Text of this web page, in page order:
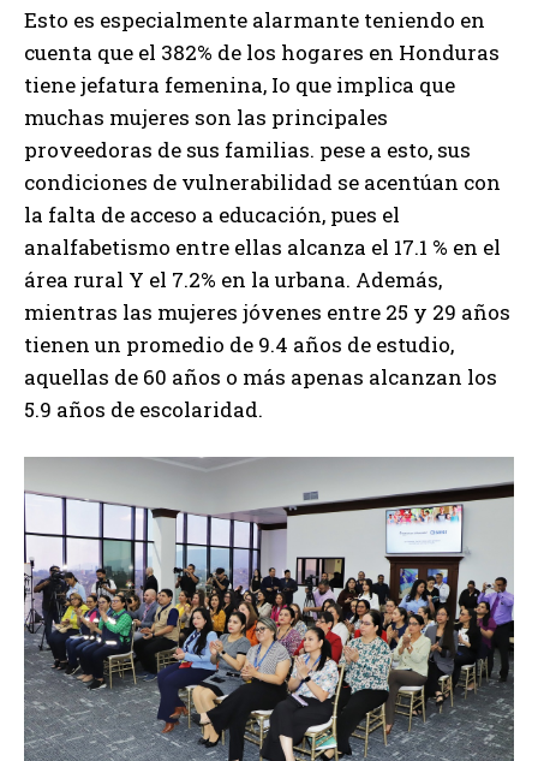
Esto es especialmente alarmante teniendo en
cuenta que el 382% de los hogares en Honduras
tiene jefatura femenina, Io que implica que
muchas mujeres son las principales
proveedoras de sus familias. pese a esto, sus
condiciones de vulnerabilidad se acentúan con
la falta de acceso a educación, pues el
analfabetismo entre ellas alcanza el 17.1 % en el
área rural Y el 7.2% en la urbana. Además,
mientras las mujeres jóvenes entre 25 y 29 años
tienen un promedio de 9.4 años de estudio,
aquellas de 60 años o más apenas alcanzan los
5.9 años de escolaridad.